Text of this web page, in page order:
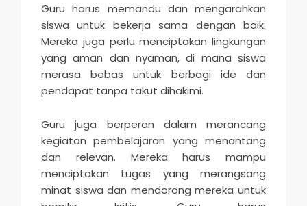
Guru harus memandu dan mengarahkan
siswa untuk bekerja sama dengan baik.
Mereka juga perlu menciptakan lingkungan
yang aman dan nyaman, di mana siswa
merasa bebas untuk berbagi ide dan
pendapat tanpa takut dihakimi.
Guru juga berperan dalam merancang
kegiatan pembelajaran yang menantang
dan relevan. Mereka harus mampu
menciptakan tugas yang merangsang
minat siswa dan mendorong mereka untuk